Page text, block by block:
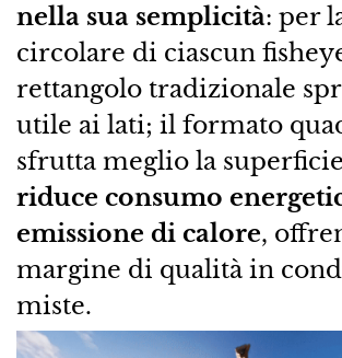
nella sua semplicità: per
circolare di ciascun
rettangolo tradizionale
utile ai lati; il formato
sfrutta meglio la
riduce consumo
emissione di calore,
margine di qualità in
miste.